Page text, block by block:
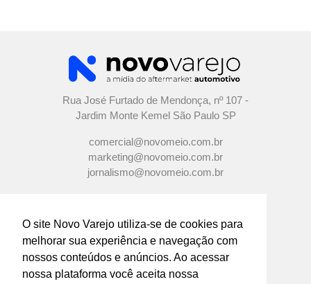
O site Novo Varejo utiliza-se de cookies para
melhorar sua experiência e navegação com
nossos conteúdos e anúncios. Ao acessar
nossa plataforma você aceita nossa
Rua José Furtado de Mendonça, nº 107 -
Jardim Monte Kemel São Paulo SP
comercial@novomeio.com.br
marketing@novomeio.com.br
jornalismo@novomeio.com.br
CONFIRA AS NOSSAS REDES
SOCIAIS